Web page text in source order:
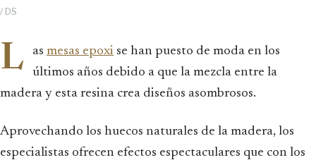
/ DS
L as mesas epoxi se han puesto de moda en los
últimos años debido a que la mezcla entre la
madera y esta resina crea diseños asombrosos.
Aprovechando los huecos naturales de la madera, los
especialistas ofrecen efectos espectaculares que con los